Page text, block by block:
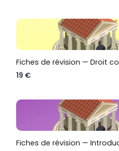
Fiches de révision — Droit
19 €
Fiches de révision —